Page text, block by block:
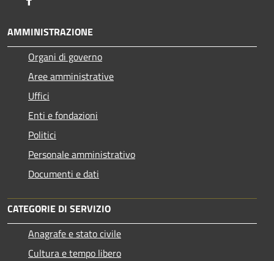
AMMINISTRAZIONE
Organi di governo
Aree amministrative
Uffici
Enti e fondazioni
Politici
Personale amministrativo
Documenti e dati
CATEGORIE DI SERVIZIO
Anagrafe e stato civile
Cultura e tempo libero